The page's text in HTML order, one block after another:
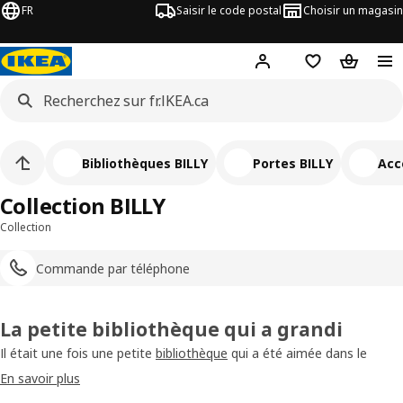
FR Saisir le code postal Choisir un magasin
Hej ! Connectez-vous
Liste d'achats
Panier
Collection
Commande par téléphone
Collection BILLY
Bibliothèques BILLY Portes BILLY
La petite bibliothèque qui a grandi
Il était une fois une petite bibliothèque qui a été aimée dans le
monde entier et est devenue un classique. Et, comme la plupart des
petites choses, elle a grandi. La bibliothèque BILLY est une
En savoir plus